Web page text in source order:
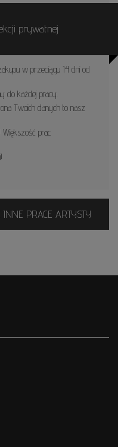
prywatnej
w przeciągu 14 dni od
do każdej pracy.
Twoich danych to nasz
Większość prac
PRACE ARTYSTY